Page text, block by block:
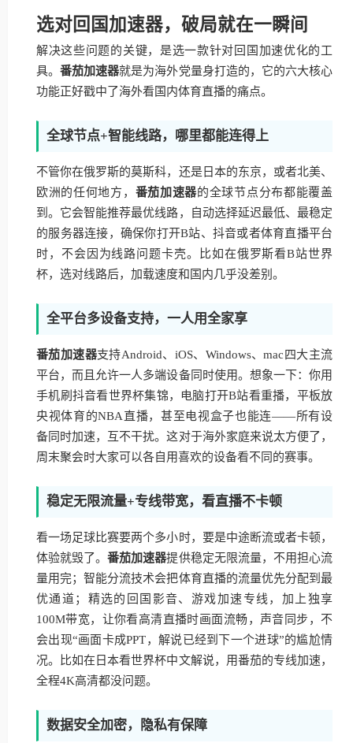
选对回国加速器，破局就在一瞬间
解决这些问题的关键，是选一款针对回国加速优化的工
具。番茄加速器就是为海外党量身打造的，它的六大核心
功能正好戳中了海外看国内体育直播的痛点。
全球节点+智能线路，哪里都能连得上
不管你在俄罗斯的莫斯科，还是日本的东京，或者北美、
欧洲的任何地方， 番茄加速器的全球节点分布都能覆盖
到。它会智能推荐最优线路，自动选择延迟最低、最稳定
的服务器连接，确保你打开B站、抖音或者体育直播平台
时，不会因为线路问题卡壳。比如在俄罗斯看B站世界
杯，选对线路后，加载速度和国内几乎没差别。
全平台多设备支持，一人用全家享
番茄加速器支持Android、iOS、Windows、mac四大主流
平台，而且允许一人多端设备同时使用。想象一下：你用
手机刷抖音看世界杯集锦，电脑打开B站看重播，平板放
央视体育的NBA直播，甚至电视盒子也能连——所有设
备同时加速，互不干扰。这对于海外家庭来说太方便了，
周末聚会时大家可以各自用喜欢的设备看不同的赛事。
稳定无限流量+专线带宽，看直播不卡顿
看一场足球比赛要两个多小时，要是中途断流或者卡顿，
体验就毁了。番茄加速器提供稳定无限流量，不用担心流
量用完；智能分流技术会把体育直播的流量优先分配到最
优通道；精选的回国影音、游戏加速专线，加上独享
100M带宽，让你看高清直播时画面流畅，声音同步，不
会出现“画面卡成PPT，解说已经到下一个进球”的尴尬情
况。比如在日本看世界杯中文解说，用番茄的专线加速，
全程4K高清都没问题。
数据安全加密，隐私有保障